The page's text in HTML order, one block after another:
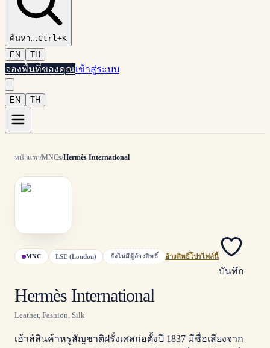
ค้นหา…Ctrl+K
EN
TH
จองพื้นที่ของคุณเข้าสู่ระบบ
EN TH
หน้าแรก/MNCs/Hermès International
MNC LSE (London) ยังไม่มีผู้อ้างสิทธิ์ อ้างสิทธิ์โปรไฟล์นี้
บันทึก
Hermès International
Leather, Fashion, Silk
เฮ้าส์สินค้าหรูสัญชาติฝรั่งเศสก่อตั้งปี 1837 มีชื่อเสียงจาก